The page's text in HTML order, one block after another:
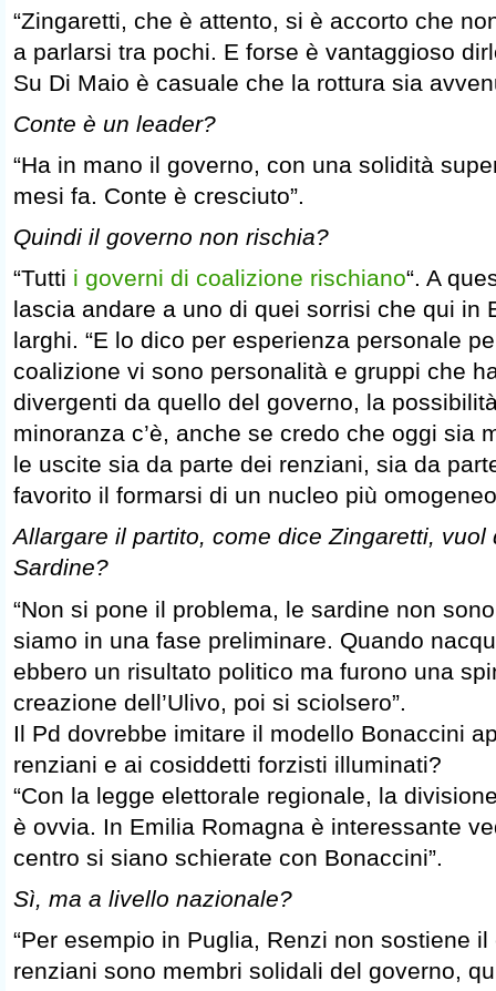
“Zingaretti, che è attento, si è accorto che
a parlarsi tra pochi. E forse è vantaggioso
Su Di Maio è casuale che la rottura sia
Conte è un leader?
“Ha in mano il governo, con una solidità
mesi fa. Conte è cresciuto”.
Quindi il governo non rischia?
“Tutti i governi di coalizione rischiano“. A
lascia andare a uno di quei sorrisi che qui in
larghi. “E lo dico per esperienza personale
coalizione vi sono personalità e gruppi che
divergenti da quello del governo, la
minoranza c’è, anche se credo che oggi sia
le uscite sia da parte dei renziani, sia da
favorito il formarsi di un nucleo più
Allargare il partito, come dice Zingaretti, vuol
Sardine?
“Non si pone il problema, le sardine non
siamo in una fase preliminare. Quando
ebbero un risultato politico ma furono una
creazione dell’Ulivo, poi si sciolsero”.
Il Pd dovrebbe imitare il modello Bonaccini
renziani e ai cosiddetti forzisti illuminati?
“Con la legge elettorale regionale, la
è ovvia. In Emilia Romagna è interessante
centro si siano schierate con Bonaccini”.
Sì, ma a livello nazionale?
“Per esempio in Puglia, Renzi non sostiene
renziani sono membri solidali del governo,